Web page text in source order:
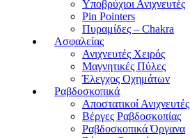
Υποβρύχιοι Ανιχνευτές
Pin Pointers
Πυραμίδες – Chakra
Ασφαλείας
Ανιχνευτές Χειρός
Μαγνητικές Πύλες
Έλεγχος Οχημάτων
Ραβδοσκοπικά
Αποστατικοί Ανιχνευτές
Βέργες Ραβδοσκοπίας
Ραβδοσκοπικά Όργανα